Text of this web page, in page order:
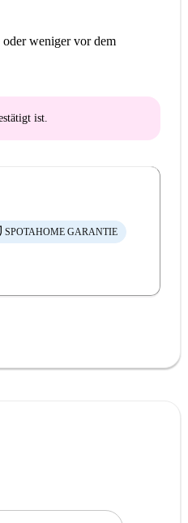
weniger vor dem
ist.
SPOTAHOME GARANTIE